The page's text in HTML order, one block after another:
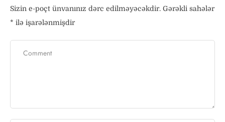
Sizin e-poçt ünvanınız dərc edilməyəcəkdir. Gərəkli sahələr
* ilə işarələnmişdir